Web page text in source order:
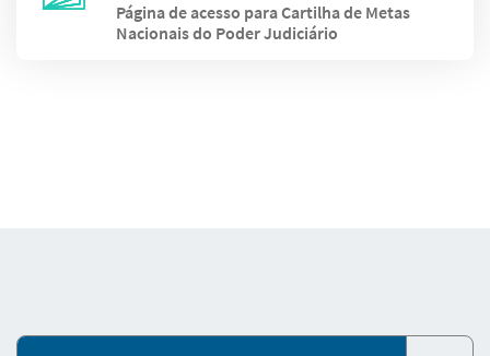
Página de acesso para Cartilha de Metas
Nacionais do Poder Judiciário